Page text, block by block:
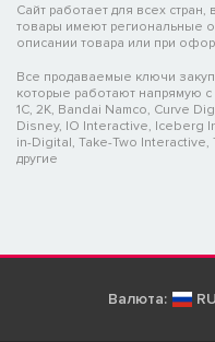
Сайт работает для всех
товары имеют региональные
описании товара или при
Все продаваемые ключи
которые работают напрямую
1C, 2K, Bandai Namco, Curve
Disney, IO Interactive, Iceberg
in-Digital, Take-Two Interactive,
другие
Валюта: